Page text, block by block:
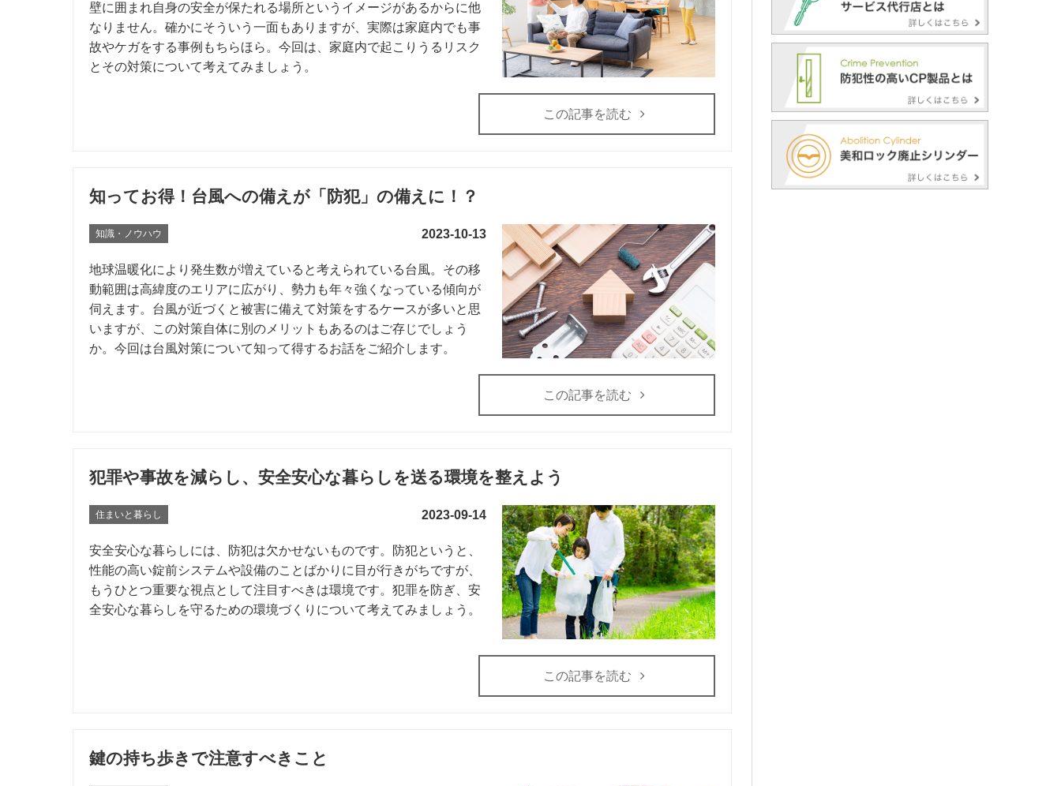
壁に囲まれ自身の安全が保たれる場所というイメージがあるからに他
なりません。確かにそういう一面もありますが、実際は家庭内でも事
故やケガをする事例もちらほら。今回は、家庭内で起こりうるリスク
とその対策について考えてみましょう。
この記事を読む
知ってお得！台風への備えが「防犯」の備えに！？
知識・ノウハウ 2023-10-13
地球温暖化により発生数が増えていると考えられている台風。その移
動範囲は高緯度のエリアに広がり、勢力も年々強くなっている傾向が
伺えます。台風が近づくと被害に備えて対策をするケースが多いと思
いますが、この対策自体に別のメリットもあるのはご存じでしょう
か。今回は台風対策について知って得するお話をご紹介します。
この記事を読む
犯罪や事故を減らし、安全安心な暮らしを送る環境を整えよう
住まいと暮らし 2023-09-14
安全安心な暮らしには、防犯は欠かせないものです。防犯というと、
性能の高い錠前システムや設備のことばかりに目が行きがちですが、
もうひとつ重要な視点として注目すべきは環境です。犯罪を防ぎ、安
全安心な暮らしを守るための環境づくりについて考えてみましょう。
この記事を読む
鍵の持ち歩きで注意すべきこと